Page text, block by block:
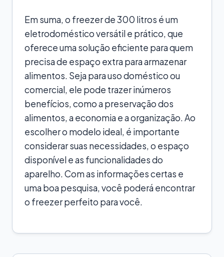
Em suma, o freezer de 300 litros é um
eletrodoméstico versátil e prático, que
oferece uma solução eficiente para quem
precisa de espaço extra para armazenar
alimentos. Seja para uso doméstico ou
comercial, ele pode trazer inúmeros
benefícios, como a preservação dos
alimentos, a economia e a organização. Ao
escolher o modelo ideal, é importante
considerar suas necessidades, o espaço
disponível e as funcionalidades do
aparelho. Com as informações certas e
uma boa pesquisa, você poderá encontrar
o freezer perfeito para você.